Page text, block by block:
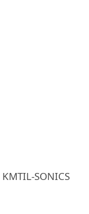
KMTIL-SONICS